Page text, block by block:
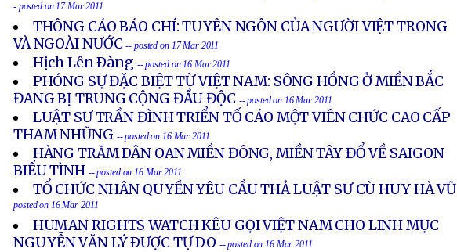
- posted on 17 Mar 2011
THÔNG CÁO BÁO CHÍ: TUYÊN NGÔN CỦA NGƯỜI VIỆT TRONG
VÀ NGOÀI NƯỚC -- posted on 17 Mar 2011
Hịch Lên Ðàng -- posted on 16 Mar 2011
PHÓNG SỰ ĐẶC BIỆT TỪ VIỆT NAM: SÔNG HỒNG Ở MIỀN BẮC
ĐANG BỊ TRUNG CỘNG ĐẦU ĐỘC -- posted on 16 Mar 2011
LUẬT SƯ TRẦN ĐÌNH TRIỂN TỐ CÁO MỘT VIÊN CHỨC CAO CẤP
THAM NHŨNG -- posted on 16 Mar 2011
HÀNG TRĂM DÂN OAN MIỀN ĐÔNG, MIỀN TÂY ĐỔ VỀ SAIGON
BIỂU TÌNH -- posted on 16 Mar 2011
TỔ CHỨC NHÂN QUYỀN YÊU CẦU THẢ LUẬT SƯ CÙ HUY HÀ VŨ
posted on 16 Mar 2011
HUMAN RIGHTS WATCH KÊU GỌI VIỆT NAM CHO LINH MỤC
NGUYỄN VĂN LÝ ÐƯỢC TỰ DO -- posted on 16 Mar 2011